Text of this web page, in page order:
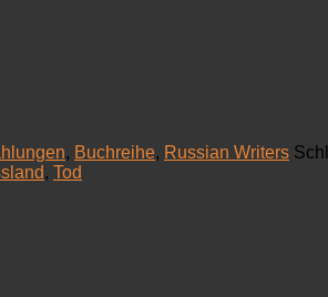
, Buchreihe, Russian Writers
, Tod